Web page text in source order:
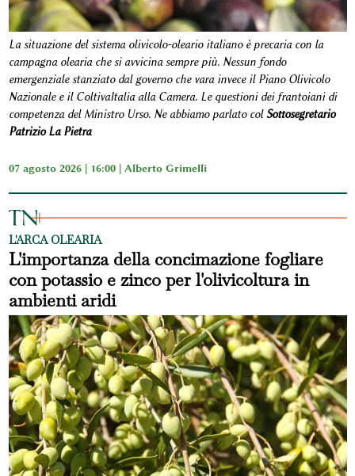
La situazione del sistema olivicolo-oleario italiano è precaria con la
campagna olearia che si avvicina sempre più. Nessun fondo
emergenziale stanziato dal governo che vara invece il Piano Olivicolo
Nazionale e il ColtivaItalia alla Camera. Le questioni dei frantoiani di
competenza del Ministro Urso. Ne abbiamo parlato colSottosegretario
Patrizio La Pietra
07 agosto 2026 | 16:00 | Alberto Grimelli
L'ARCA OLEARIA
L'importanza della concimazione fogliare
con potassio e zinco per l'olivicoltura in
ambienti aridi